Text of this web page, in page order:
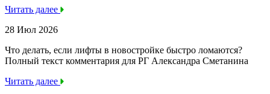
Читать далее
28 Июл 2026
Что делать, если лифты в новостройке быстро ломаются?
Полный текст комментария для РГ Александра Сметанина
Читать далее